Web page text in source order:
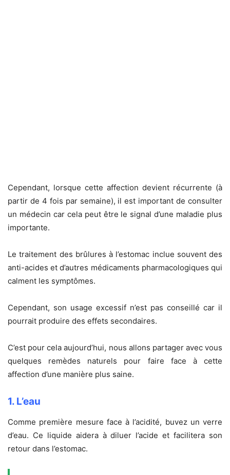
Cependant, lorsque cette affection devient récurrente (à
partir de 4 fois par semaine), il est important de consulter
un médecin car cela peut être le signal d’une maladie plus
importante.
Le traitement des brûlures à l’estomac inclue souvent des
anti-acides et d’autres médicaments pharmacologiques qui
calment les symptômes.
Cependant, son usage excessif n’est pas conseillé car il
pourrait produire des effets secondaires.
C’est pour cela aujourd’hui, nous allons partager avec vous
quelques remèdes naturels pour faire face à cette
affection d’une manière plus saine.
1. L’eau
Comme première mesure face à l’acidité, buvez un verre
d’eau. Ce liquide aidera à diluer l’acide et facilitera son
retour dans l’estomac.